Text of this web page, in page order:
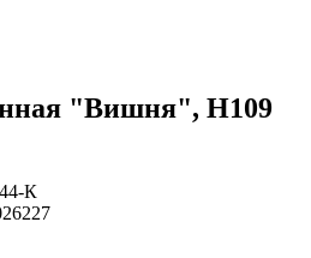
"Вишня", H109
К